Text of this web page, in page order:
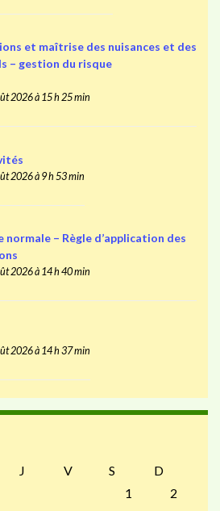
et maîtrise des nuisances et des
– gestion du risque
2026 à 15 h 25 min
2026 à 9 h 53 min
– Règle d’application des
2026 à 14 h 40 min
2026 à 14 h 37 min
J V S
D
1
2